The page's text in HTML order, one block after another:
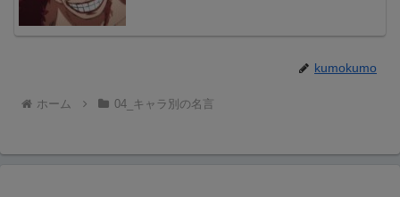
kumokumo
ホーム 04_キャラ別の名言